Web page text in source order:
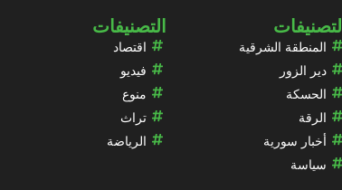
التصنيفات
المنطقة الشرقية
دير الزور
الحسكة
الرقة
أخبار سورية
سياسة
التصنيفات
اقتصاد
فيديو
منوع
تراث
الرياضة